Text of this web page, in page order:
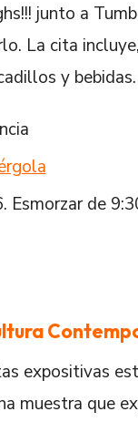
junto a
La cita
y bebidas.
Esmorzar de
expositivas
muestra que